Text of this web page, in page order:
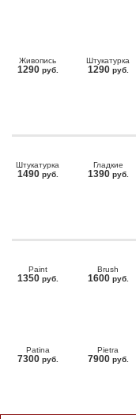
Живопись
1290 руб.
Штукатурка
1290 руб.
Штукатурка
1490 руб.
Гладкие
1390 руб.
Paint
1350 руб.
Brush
1600 руб.
Patina
7300 руб.
Pietra
7900 руб.